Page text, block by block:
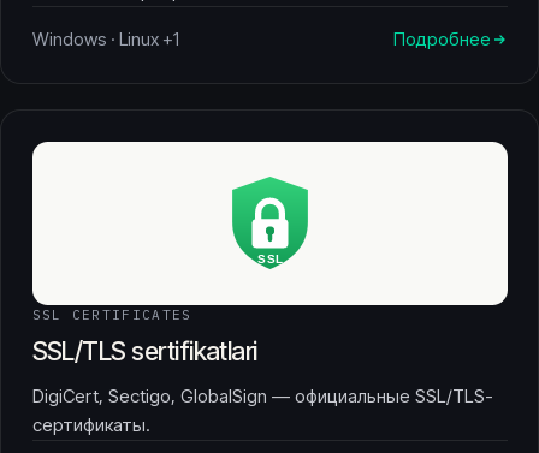
Windows · Linux +1 Подробнее
SSL CERTIFICATES
SSL/TLS sertifikatlari
DigiCert, Sectigo, GlobalSign — официальные SSL/TLS-
сертификаты.